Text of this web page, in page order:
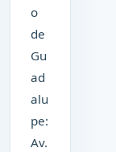
o
de
Gu
ad
alu
pe:
Av.